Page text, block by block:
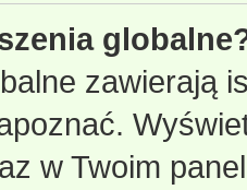
zawierają
w Twoim